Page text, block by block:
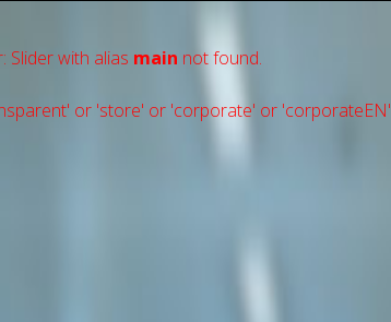
Slider with alias main not found.
or 'store' or 'сorporate' or 'corporateEN'